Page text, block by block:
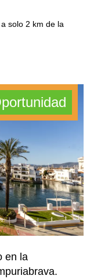
solo 2 km de la
en la